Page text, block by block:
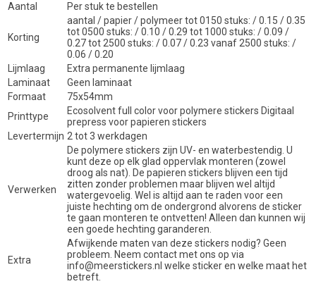
Aantal
Per stuk te bestellen
Korting
aantal / papier / polymeer tot 0150 stuks: / 0.15 / 0.35
tot 0500 stuks: / 0.10 / 0.29 tot 1000 stuks: / 0.09 /
0.27 tot 2500 stuks: / 0.07 / 0.23 vanaf 2500 stuks: /
0.06 / 0.20
Lijmlaag
Extra permanente lijmlaag
Laminaat
Geen laminaat
Formaat
75x54mm
Printtype
Ecosolvent full color voor polymere stickers Digitaal
prepress voor papieren stickers
Levertermijn 2 tot 3 werkdagen
Verwerken
De polymere stickers zijn UV- en waterbestendig. U
kunt deze op elk glad oppervlak monteren (zowel
droog als nat). De papieren stickers blijven een tijd
zitten zonder problemen maar blijven wel altijd
watergevoelig. Wel is altijd aan te raden voor een
juiste hechting om de ondergrond alvorens de sticker
te gaan monteren te ontvetten! Alleen dan kunnen wij
een goede hechting garanderen.
Extra
Afwijkende maten van deze stickers nodig? Geen
probleem. Neem contact met ons op via
info@meerstickers.nl welke sticker en welke maat het
betreft.